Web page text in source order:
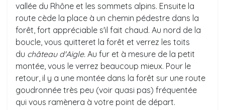
vallée du Rhône et les sommets alpins. Ensuite la
route cède la place à un chemin pédestre dans la
forêt, fort appréciable s'il fait chaud. Au nord de la
boucle, vous quitteret la forêt et verrez les toits
du château d'Aigle. Au fur et à mesure de la petit
montée, vous le verrez beaucoup mieux. Pour le
retour, il y a une montée dans la forêt sur une route
goudronnée très peu (voir quasi pas) fréquentée
qui vous ramènera à votre point de départ.